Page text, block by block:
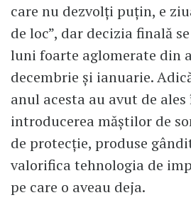
care nu dezvolți puțin, e
de loc”, dar decizia finală
luni foarte aglomerate din
decembrie și ianuarie.
anul acesta au avut de
introducerea măștilor de
de protecție, produse
valorifica tehnologia de
pe care o aveau deja.